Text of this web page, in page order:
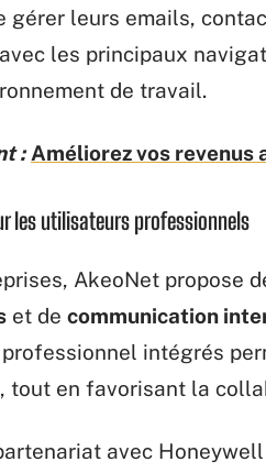
gérer leurs emails,
les principaux
de travail.
: Améliorez vos revenus
les utilisateurs professionnels
AkeoNet propose
et de communication
intégrés
tout en favorisant la
avec